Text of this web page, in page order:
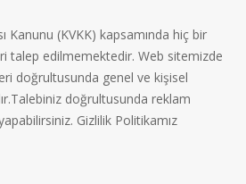
Kanunu (KVKK) kapsamında hiç bir
talep edilmemektedir. Web sitemizde
doğrultusunda genel ve kişisel
doğrultusunda reklam
Gizlilik Politikamız